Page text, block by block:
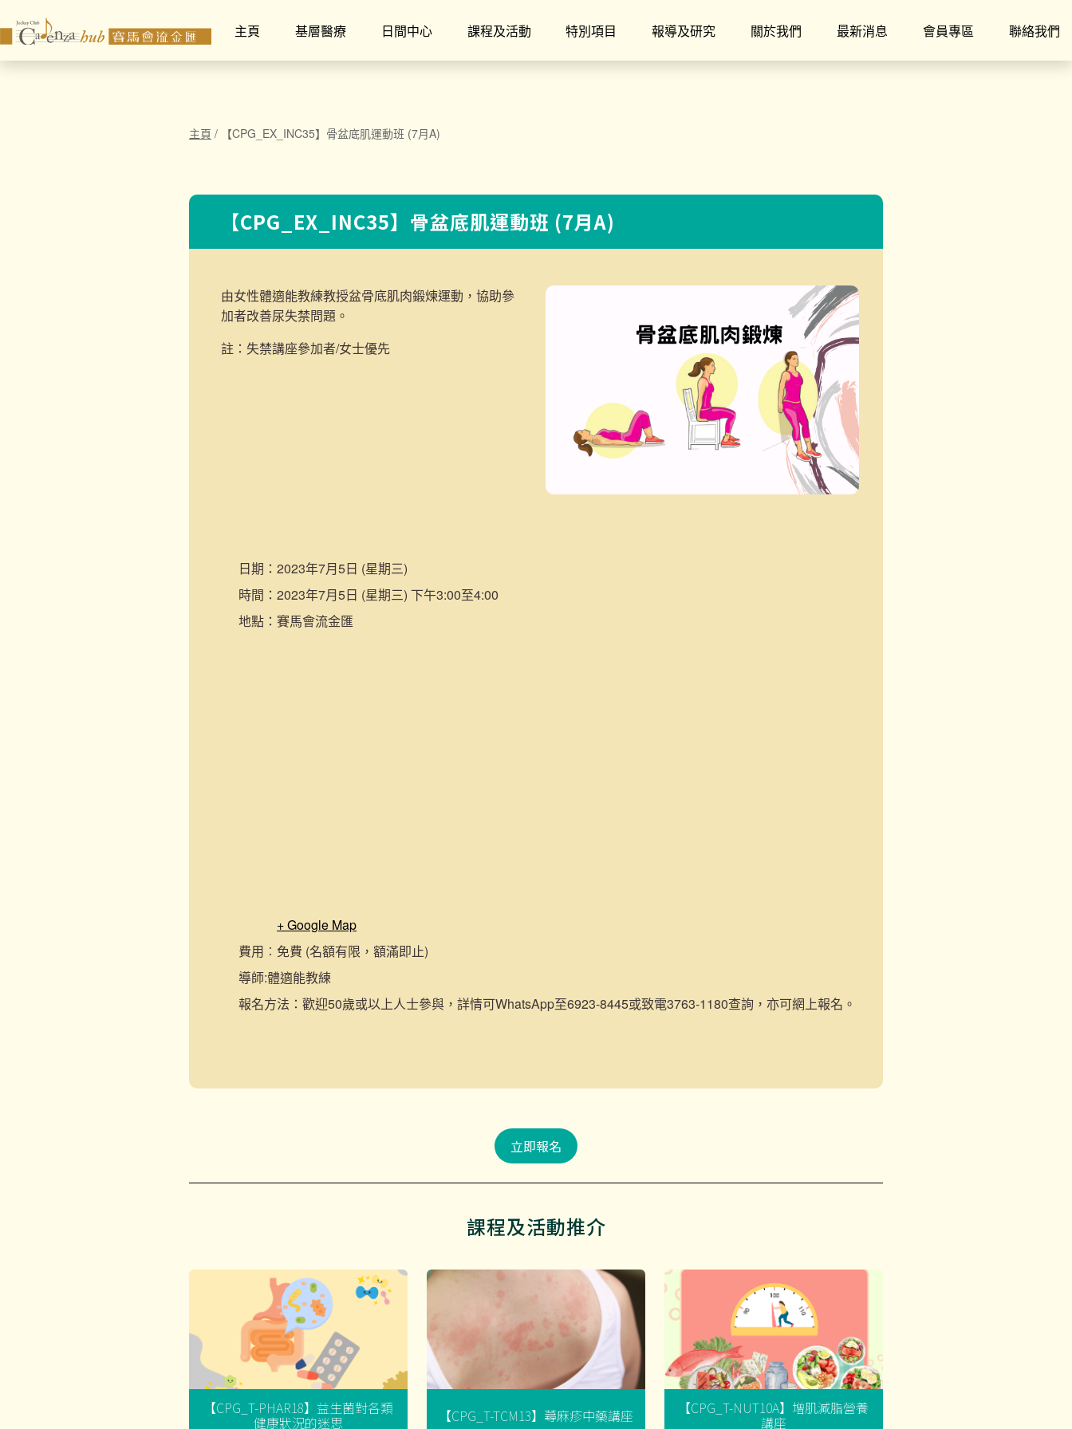
主頁 基層醫療 日間中心 課程及活動 特別項目 報導及研究 關於我們 最新消息 會員專區 聯絡我們
主頁 / 【CPG_EX_INC35】骨盆底肌運動班 (7月A)
【CPG_EX_INC35】骨盆底肌運動班 (7月A)
由女性體適能教練教授盆骨底肌肉鍛煉運動，協助參
加者改善尿失禁問題。
註：失禁講座參加者/女士優先
日期： 2023年7月5日 (星期三)
時間： 2023年7月5日 (星期三) 下午3:00至4:00
地點： 賽馬會流金匯
+ Google Map
費用︰ 免費 (名額有限，額滿即止)
導師:體適能教練
報名方法： 歡迎50歲或以上人士參與，詳情可WhatsApp至6923-8445或致電3763-1180查詢，亦可網上報名。
立即報名
課程及活動推介
【CPG_T-PHAR18】益生菌對各類
健康狀況的迷思 【CPG_T-TCM13】蕁麻疹中藥講座 【CPG_T-NUT10A】增肌減脂營養
講座